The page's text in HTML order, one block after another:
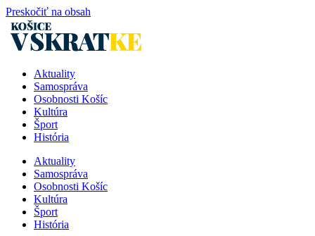
Preskočiť na obsah
Aktuality
Samospráva
Osobnosti Košíc
Kultúra
Šport
História
Aktuality
Samospráva
Osobnosti Košíc
Kultúra
Šport
História